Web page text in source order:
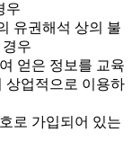
우
유권해석 상의 불
우
얻은 정보를 교육
상업적으로 이용하
로 가입되어 있는